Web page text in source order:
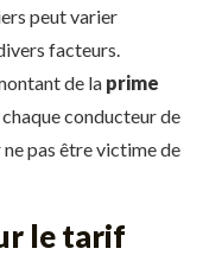
peut varier
facteurs.
de la prime
conducteur de
pas être victime de
le tarif